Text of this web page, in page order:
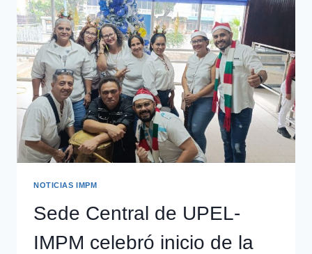
NOTICIAS IMPM
Sede Central de UPEL-
IMPM celebró inicio de la